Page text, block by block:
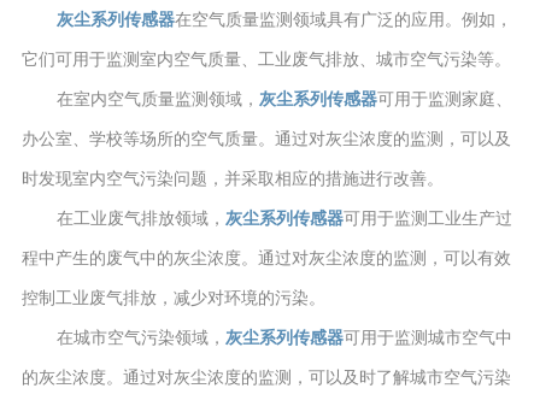
灰尘系列传感器在空气质量监测领域具有广泛的应用。例如，
它们可用于监测室内空气质量、工业废气排放、城市空气污染等。
在室内空气质量监测领域， 灰尘系列传感器可用于监测家庭、
办公室、学校等场所的空气质量。通过对灰尘浓度的监测，可以及
时发现室内空气污染问题，并采取相应的措施进行改善。
在工业废气排放领域， 灰尘系列传感器可用于监测工业生产过
程中产生的废气中的灰尘浓度。通过对灰尘浓度的监测，可以有效
控制工业废气排放，减少对环境的污染。
在城市空气污染领域， 灰尘系列传感器可用于监测城市空气中
的灰尘浓度。通过对灰尘浓度的监测，可以及时了解城市空气污染